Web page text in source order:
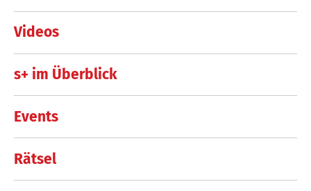
Videos
s+ im Überblick
Events
Rätsel